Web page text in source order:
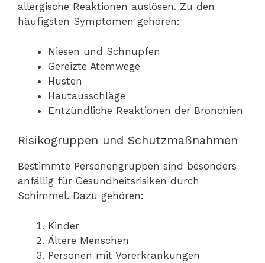
allergische Reaktionen auslösen. Zu den
häufigsten Symptomen gehören:
Niesen und Schnupfen
Gereizte Atemwege
Husten
Hautausschläge
Entzündliche Reaktionen der Bronchien
Risikogruppen und Schutzmaßnahmen
Bestimmte Personengruppen sind besonders
anfällig für Gesundheitsrisiken durch
Schimmel. Dazu gehören:
Kinder
Ältere Menschen
Personen mit Vorerkrankungen